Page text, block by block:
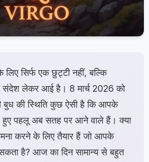
सिर्फ एक छुट्टी नहीं, बल्कि
संदेश लेकर आई है। 8 मार्च 2026 को
बुध की स्थिति कुछ ऐसी है कि आपके
पहलू अब सतह पर आने वाले हैं। क्या
करने के लिए तैयार हैं जो आपके
है? आज का दिन सामान्य से बहुत